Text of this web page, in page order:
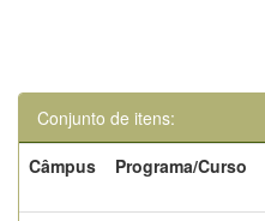
Conjunto de itens:
Câmpus
Programa/Curso